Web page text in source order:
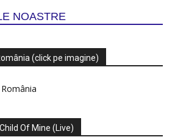
NOASTRE
(click pe imagine)
Of Mine (Live)